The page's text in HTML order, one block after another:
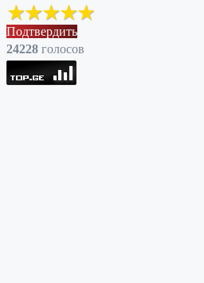
Подтвердить
24228 голоcов